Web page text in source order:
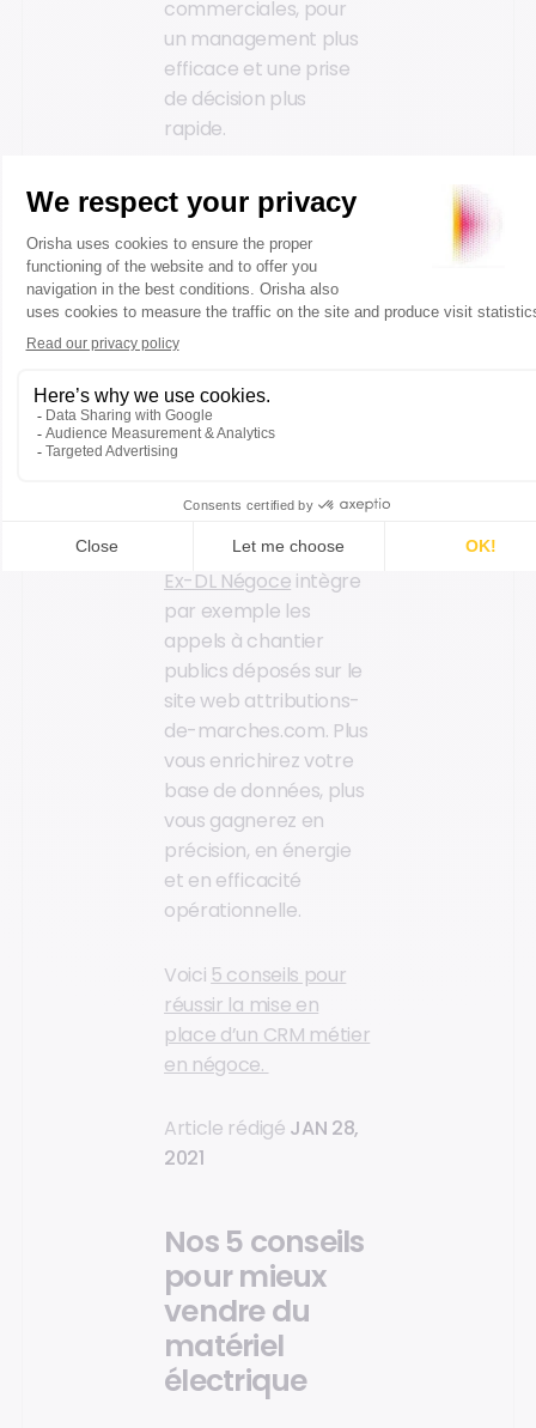
commerciales, pour
un management plus
efficace et une prise
de décision plus
rapide.
De plus, la digitalisation
de la relation client
d’un négoce en
matériels électriques,
via un CRM intégré à
un ERP, ouvre de
opportunités
d’interconnexion avec
des données externes
CRM développé par
Orisha Construction
Ex-DL Négoce intègre
par exemple les
appels à chantier
publics déposés sur le
site web attributions-
de-marches.com. Plus
vous enrichirez votre
base de données, plus
vous gagnerez en
précision, en énergie
et en efficacité
opérationnelle.
Voici 5 conseils pour
réussir la mise en
place d’un CRM métier
en négoce.
Article rédigé JAN 28,
2021
Nos 5 conseils
pour mieux
vendre du
matériel
électrique